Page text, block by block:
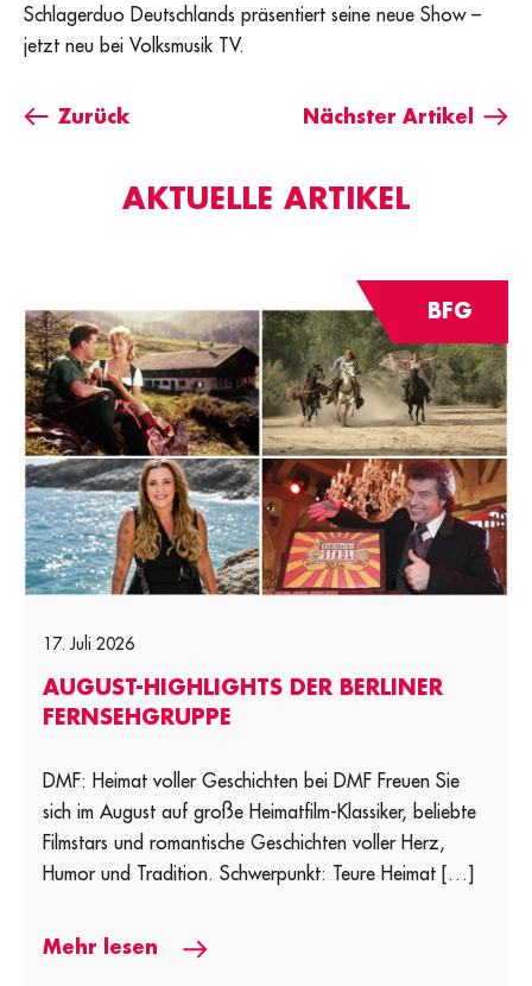
Schlagerduo Deutschlands präsentiert seine neue Show –
jetzt neu bei Volksmusik TV.
Zurück Nächster Artikel
AKTUELLE ARTIKEL
BFG
17. Juli 2026
AUGUST-HIGHLIGHTS DER BERLINER
FERNSEHGRUPPE
DMF: Heimat voller Geschichten bei DMF Freuen Sie
sich im August auf große Heimatfilm-Klassiker, beliebte
Filmstars und romantische Geschichten voller Herz,
Humor und Tradition. Schwerpunkt: Teure Heimat […]
Mehr lesen